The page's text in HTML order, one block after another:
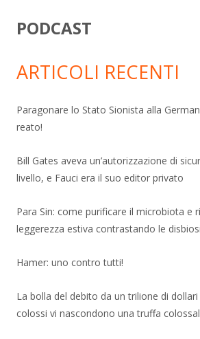
PODCAST
ARTICOLI RECENTI
Paragonare lo Stato Sionista alla
reato!
Bill Gates aveva un’autorizzazione di
livello, e Fauci era il suo editor privato
Para Sin: come purificare il microbiota e
leggerezza estiva contrastando le
Hamer: uno contro tutti!
La bolla del debito da un trilione di dollari
colossi vi nascondono una truffa